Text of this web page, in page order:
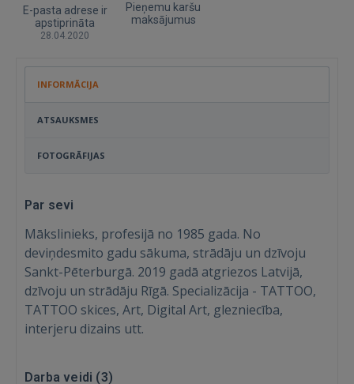
E-pasta adrese ir
apstiprināta
28.04.2020
Pieņemu karšu
maksājumus
INFORMĀCIJA
ATSAUKSMES
FOTOGRĀFIJAS
Par sevi
Mākslinieks, profesijā no 1985 gada. No
deviņdesmito gadu sākuma, strādāju un dzīvoju
Sankt-Pēterburgā. 2019 gadā atgriezos Latvijā,
dzīvoju un strādāju Rīgā. Specializācija - TATTOO,
TATTOO skices, Art, Digital Art, glezniecība,
interjeru dizains utt.
Darba veidi (3)